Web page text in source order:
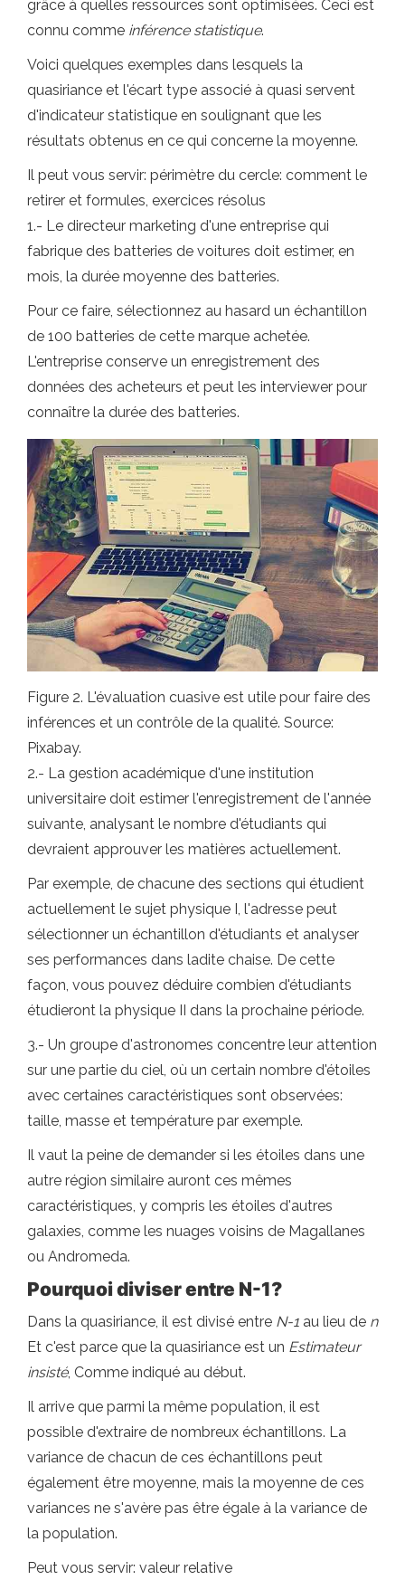
grâce à quelles ressources sont optimisées. Ceci est
connu comme inférence statistique.
Voici quelques exemples dans lesquels la
quasiriance et l'écart type associé à quasi servent
d'indicateur statistique en soulignant que les
résultats obtenus en ce qui concerne la moyenne.
Il peut vous servir: périmètre du cercle: comment le
retirer et formules, exercices résolus
1.- Le directeur marketing d'une entreprise qui
fabrique des batteries de voitures doit estimer, en
mois, la durée moyenne des batteries.
Pour ce faire, sélectionnez au hasard un échantillon
de 100 batteries de cette marque achetée.
L'entreprise conserve un enregistrement des
données des acheteurs et peut les interviewer pour
connaître la durée des batteries.
Figure 2. L'évaluation cuasive est utile pour faire des
inférences et un contrôle de la qualité. Source:
Pixabay.
2.- La gestion académique d'une institution
universitaire doit estimer l'enregistrement de l'année
suivante, analysant le nombre d'étudiants qui
devraient approuver les matières actuellement.
Par exemple, de chacune des sections qui étudient
actuellement le sujet physique I, l'adresse peut
sélectionner un échantillon d'étudiants et analyser
ses performances dans ladite chaise. De cette
façon, vous pouvez déduire combien d'étudiants
étudieront la physique II dans la prochaine période.
3.- Un groupe d'astronomes concentre leur attention
sur une partie du ciel, où un certain nombre d'étoiles
avec certaines caractéristiques sont observées:
taille, masse et température par exemple.
Il vaut la peine de demander si les étoiles dans une
autre région similaire auront ces mêmes
caractéristiques, y compris les étoiles d'autres
galaxies, comme les nuages ​​voisins de Magallanes
ou Andromeda.
Pourquoi diviser entre N-1?
Dans la quasiriance, il est divisé entre N-1 au lieu de n
Et c'est parce que la quasiriance est un Estimateur
insisté, Comme indiqué au début.
Il arrive que parmi la même population, il est
possible d'extraire de nombreux échantillons. La
variance de chacun de ces échantillons peut
également être moyenne, mais la moyenne de ces
variances ne s'avère pas être égale à la variance de
la population.
Peut vous servir: valeur relative